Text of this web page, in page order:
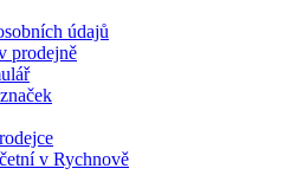
údajů
prodejně
v Rychnově